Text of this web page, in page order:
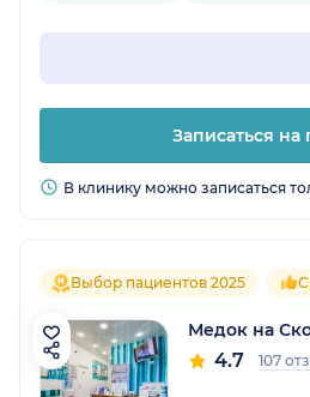
Записаться на
В клинику можно записаться
Выбор пациентов 2025
Медок на
4.7 107